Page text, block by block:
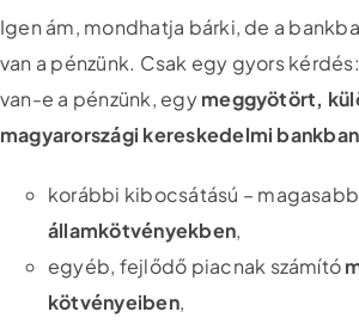
Igen ám, mondhatja bárki, de a
van a pénzünk. Csak egy gyors
van-e a pénzünk, egymeggyötört,
magyarországi kereskedelmi bankban
korábbi kibocsátású – magasabb
államkötvényekben,
egyéb, fejlődő piacnak számító
kötvényeiben,